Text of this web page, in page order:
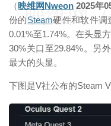
（映维网Nweon 2025年
份的Steam硬件和软件调
0.01%至1.74%。在头显方
30%关口至29.84%。另
最大的头显。
下图是V社公布的Steam
映维网